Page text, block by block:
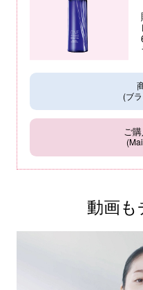
(ブ
ご
動画も